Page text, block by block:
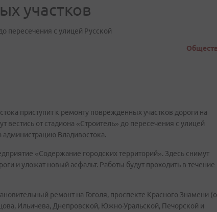
участков
пересечения с улицей Русской
приступит к ремонту поврежденных участков дороги на
вестись от стадиона «Строитель» до пересечения с улицей
Владивостока.
«Содержание городских территорий». Здесь снимут
и уложат новый асфальт. Работы будут проходить в течение
ремонт на Гоголя, проспекте Красного Знамени
Ильичева, Днепровской, Южно-Уральской, Печорской и